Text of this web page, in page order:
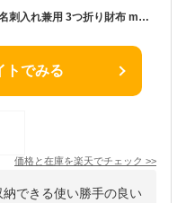
★送料無料★本革 名刺忘れから解放 名刺入れ兼用 3つ折り財布 mono-namecase
トでみる
価格と在庫を楽天でチェック >>
できる使い勝手の良い